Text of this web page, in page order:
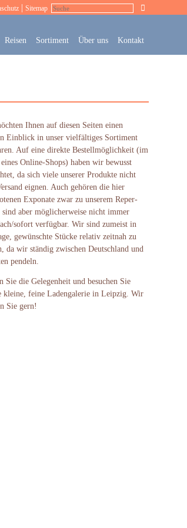
| Sitemap
Reisen Sortiment Über uns Kontakt
Ihnen auf diesen Seiten einen
Einblick in unser vielfältiges Sortiment
Auf eine direkte Bestellmöglichkeit (im
Online-Shops) haben wir bewusst
da sich viele unserer Produkte nicht
eignen. Auch gehören die hier
Exponate zwar zu unserem Re­per­
aber mög­licher­weise nicht immer
sofort verfüg­bar. Wir sind zumeist in
gewünschte Stücke relativ zeitnah zu
da wir ständig zwischen Deutsch­land und
pendeln.
Sie die Gelegenheit und besuchen Sie
kleine, feine Ladengalerie in Leipzig. Wir
Sie gern!